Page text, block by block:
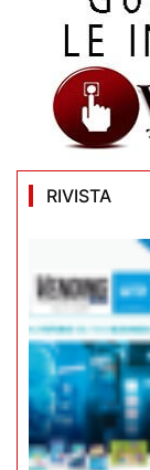
RIVISTA